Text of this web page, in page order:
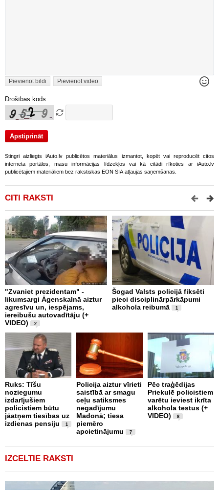
Pievienot bildi Pievienot video
Drošības kods
Stingri aizliegts iAuto.lv publicētos materiālus izmantot, kopēt vai reproducēt citos
interneta portālos, masu informācijas līdzekļos vai kā citādi rīkoties ar iAuto.lv
publicētajiem materiāliem bez rakstiskas EON SIA atļaujas saņemšanas.
CITI RAKSTI
"Zvaniet prezidentam" -
likumsargi Āgenskalnā aiztur
agresīvu un, iespējams,
iereibušu autovadītāju (+
VIDEO)
2
Šogad Valsts policijā fiksēti
pieci disciplinārpārkāpumi
alkohola reibumā
1
Ruks: Tīšu
noziegumu
izdarījušiem
policistiem būtu
jāatņem tiesības uz
izdienas pensiju
1
Policija aiztur vīrieti
saistībā ar smagu
ceļu satiksmes
negadījumu
Madonā; tiesa
piemēro
apcietinājumu
7
Pēc traģēdijas
Priekulē policistiem
varētu ieviest ikrīta
alkohola testus (+
VIDEO)
8
IZCELTIE RAKSTI